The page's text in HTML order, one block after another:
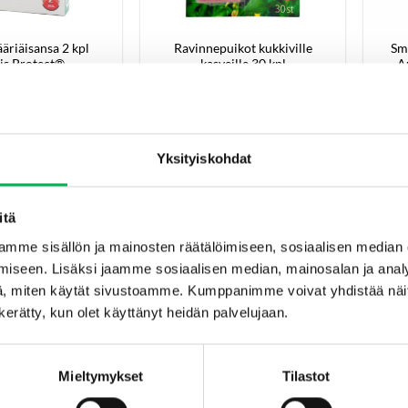
Yksityiskohdat
sisällön ja mainosten räätälöimiseen, sosiaalisen
Lisäksi jaamme sosiaalisen median, mainosalan ja
miten käytät sivustoamme. Kumppanimme voivat yhdistää
kun olet käyttänyt heidän palvelujaan.
Mieltymykset Tilastot
2 kpl
Protect®
Ravinnepuikot kukkiville
kasveille 30 kpl
Lepakkopönttö puusta –